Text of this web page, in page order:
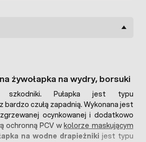
żywołapka na wydry, borsuki
Pułapka jest typu
czułą zapadnią. Wykonana jest
ocynkowanej i dodatkowo
ochronną PCV wkolorze maskującym
na wodne drapieżniki jest typu